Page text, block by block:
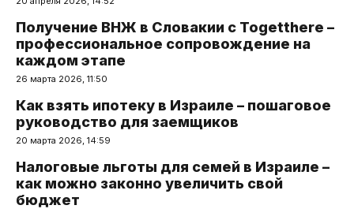
Получение ВНЖ в Словакии с Togetthere –
профессиональное сопровождение на
каждом этапе
26 марта 2026, 11:50
Как взять ипотеку в Израиле – пошаговое
руководство для заемщиков
20 марта 2026, 14:59
Налоговые льготы для семей в Израиле –
как можно законно увеличить свой
бюджет